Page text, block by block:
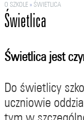
Świetlica
O SZKOLE» ŚWIETLICA
Świetlica jest
Do świetlicy
uczniowie